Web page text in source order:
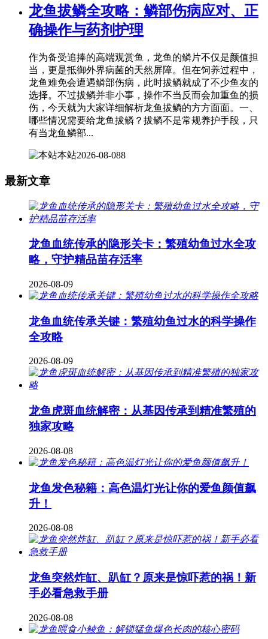
龙鱼拔鳞全攻略：鳞部伤病应对、正
确操作与药剂护理
作为备受追捧的高端观赏鱼，龙鱼的鳞片不仅是颜值担
当，更是抵御外界病菌的天然屏障。但在饲养过程中，
龙鱼难免会遭遇鳞部伤病，此时拔鳞就成了不少鱼友的
选择。不过拔鳞并非小事，操作不当反而会加重鱼的损
伤，今天就为大家详细解析龙鱼拔鳞的方方面面。一、
哪些情况需要给龙鱼拔鳞？拔鳞不是常规养护手段，只
有当龙鱼鳞部...
本站2026-08-088
最新文章
龙鱼血统传承的隐形关卡：繁殖幼鱼过水全攻
略，守护精品苗存活率
2026-08-09
龙鱼血统传承关键：繁殖幼鱼过水的科学操作
全攻略
2026-08-09
龙鱼虎斑血统解密：从基因传承到精准繁殖的
独家攻略
2026-08-08
龙鱼发色秘籍：高色温灯光让你的爱鱼颜值飙
升！
2026-08-08
龙鱼突然炸缸、趴缸？原来是惊吓惹的祸！新
手必看急救手册
2026-08-08